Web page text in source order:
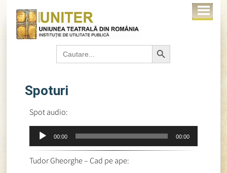
Search
for:
Search Button
Spoturi
Spot audio:
Player
audio
00:00 00:00
Tudor Gheorghe – Cad pe ape: